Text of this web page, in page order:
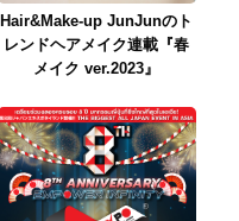
Hair&Make-up JunJunのト
レンドヘアメイク連載『春
メイク ver.2023』